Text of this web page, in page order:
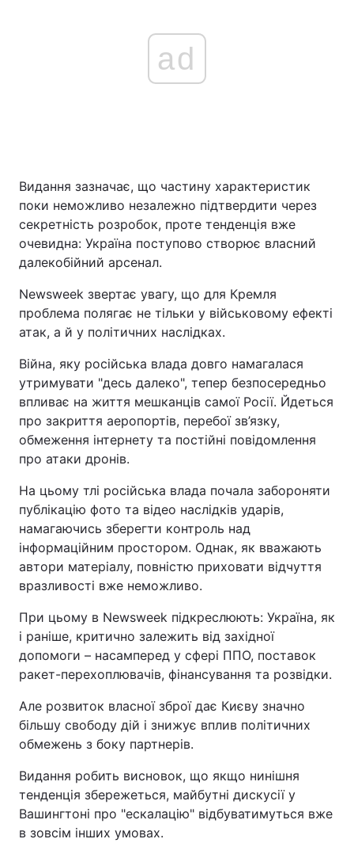
ad
Видання зазначає, що частину характеристик
поки неможливо незалежно підтвердити через
секретність розробок, проте тенденція вже
очевидна: Україна поступово створює власний
далекобійний арсенал.
Newsweek звертає увагу, що для Кремля
проблема полягає не тільки у військовому ефекті
атак, а й у політичних наслідках.
Війна, яку російська влада довго намагалася
утримувати "десь далеко", тепер безпосередньо
впливає на життя мешканців самої Росії. Йдеться
про закриття аеропортів, перебої зв’язку,
обмеження інтернету та постійні повідомлення
про атаки дронів.
На цьому тлі російська влада почала забороняти
публікацію фото та відео наслідків ударів,
намагаючись зберегти контроль над
інформаційним простором. Однак, як вважають
автори матеріалу, повністю приховати відчуття
вразливості вже неможливо.
При цьому в Newsweek підкреслюють: Україна, як
і раніше, критично залежить від західної
допомоги – насамперед у сфері ППО, поставок
ракет-перехоплювачів, фінансування та розвідки.
Але розвиток власної зброї дає Києву значно
більшу свободу дій і знижує вплив політичних
обмежень з боку партнерів.
Видання робить висновок, що якщо нинішня
тенденція збережеться, майбутні дискусії у
Вашингтоні про "ескалацію" відбуватимуться вже
в зовсім інших умовах.